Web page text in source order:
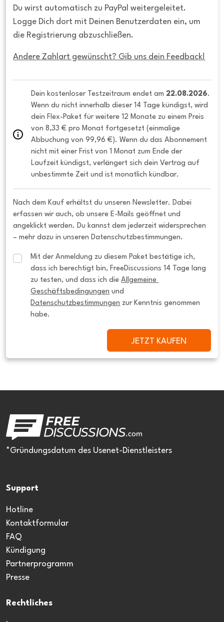
Du wirst automatisch zu PayPal weitergeleitet.
Logge Dich dort mit Deinen Benutzerdaten ein, um
die Registrierung abzuschließen.
Andere Zahlart gewünscht? Gib uns dein Feedback!
Dein kostenloser Testzeitraum endet am 22.08.2026.
Wenn du nicht innerhalb dieser 14 Tage kündigst, wird
dein Flex-Paket für weitere 12 Monate zu einem Preis
von 8,33 € pro Monat fortgesetzt (einmalige
Abbuchung von 99,96 €). Wenn du das Abonnement
nicht mit einer Frist von 1 Monat zum Ende der
Laufzeit kündigst, verlängert sich dein Vertrag auf
unbestimmte Zeit und ist monatlich kündbar.
Nach dem Kauf erhältst du unseren Newsletter. Dabei
erfassen wir auch, ob unsere E-Mails geöffnet und
angeklickt werden. Du kannst dem jederzeit widersprechen
– mehr dazu in unseren Datenschutzbestimmungen.
Mit der Anmeldung zu diesem Paket bestätige ich,
dass ich berechtigt bin, FreeDiscussions 14 Tage lang
zu testen, und dass ich die Allgemeine
Geschäftsbedingungen
Datenschutzbestimmungen zur Kenntnis genommen
habe.
JETZT KAUFEN
*Gründungsdatum des Usenet-Dienstleisters
Support
Hotline
Kontaktformular
FAQ
Kündigung
Partnerprogramm
Presse
Rechtliches